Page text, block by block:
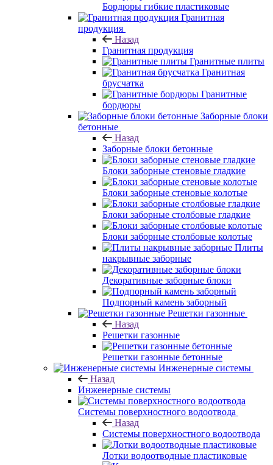
Бордюры гибкие пластиковые
Гранитная
продукция
Назад
Гранитная продукция
Гранитные плиты
Гранитная
брусчатка
Гранитные
бордюры
Заборные блоки
бетонные
Назад
Заборные блоки бетонные
Блоки заборные стеновые гладкие
Блоки заборные стеновые колотые
Блоки заборные столбовые гладкие
Блоки заборные столбовые колотые
Плиты
накрывные заборные
Декоративные заборные блоки
Подпорный камень заборный
Решетки газонные
Назад
Решетки газонные
Решетки газонные бетонные
Инженерные системы
Назад
Инженерные системы
Системы поверхностного водоотвода
Назад
Системы поверхностного водоотвода
Лотки водоотводные пластиковые